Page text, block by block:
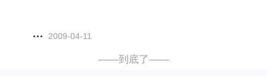
2009-04-11
——到底了——